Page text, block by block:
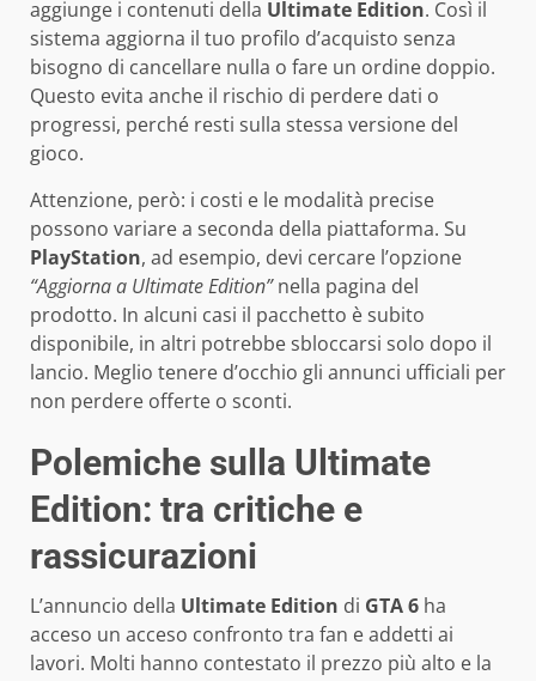
aggiunge i contenuti della Ultimate Edition. Così il
sistema aggiorna il tuo profilo d’acquisto senza
bisogno di cancellare nulla o fare un ordine doppio.
Questo evita anche il rischio di perdere dati o
progressi, perché resti sulla stessa versione del
gioco.
Attenzione, però: i costi e le modalità precise
possono variare a seconda della piattaforma. Su
PlayStation, ad esempio, devi cercare l’opzione
“Aggiorna a Ultimate Edition”nella pagina del
prodotto. In alcuni casi il pacchetto è subito
disponibile, in altri potrebbe sbloccarsi solo dopo il
lancio. Meglio tenere d’occhio gli annunci ufficiali per
non perdere offerte o sconti.
Polemiche sulla Ultimate
Edition: tra critiche e
rassicurazioni
L’annuncio della Ultimate Edition di GTA 6 ha
acceso un acceso confronto tra fan e addetti ai
lavori. Molti hanno contestato il prezzo più alto e la